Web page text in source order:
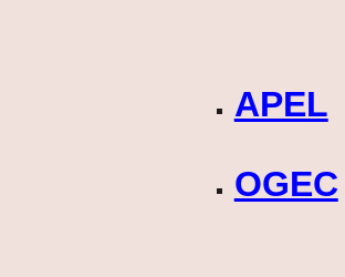
APEL
OGEC